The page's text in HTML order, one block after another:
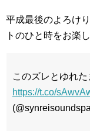
平成最後のよろけ
トのひと時をお楽
このズレとゆれた
https://t.co/